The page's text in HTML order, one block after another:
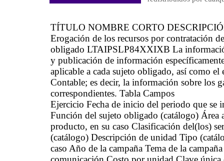
TÍTULO NOMBRE CORTO
Erogación de los recursos por contratación
obligado LTAIPSLP84XXIXB La
y publicación de información
aplicable a cada sujeto obligado, así como
Contable; es decir, la información sobre los
correspondientes. Tabla Campos
Ejercicio Fecha de inicio del periodo que se
Función del sujeto obligado (catálogo) Área
producto, en su caso Clasificación del(los)
(catálogo) Descripción de unidad Tipo
caso Año de la campaña Tema de la